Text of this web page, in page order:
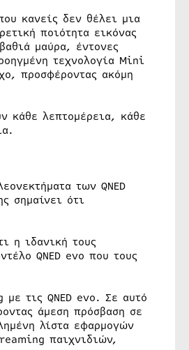
κανείς δεν θέλει μια
ποιότητα εικόνας
μαύρα, έντονες
τεχνολογία Mini
προσφέροντας ακόμη
κάθε λεπτομέρεια, κάθε
των QNED
σημαίνει ότι
η ιδανική τους
QNED evo που τους
τις QNED evo. Σε αυτό
άμεση πρόσβαση σε
λίστα εφαρμογών
παιχνιδιών,